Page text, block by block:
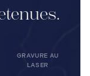
GRAVURE AU
LASER